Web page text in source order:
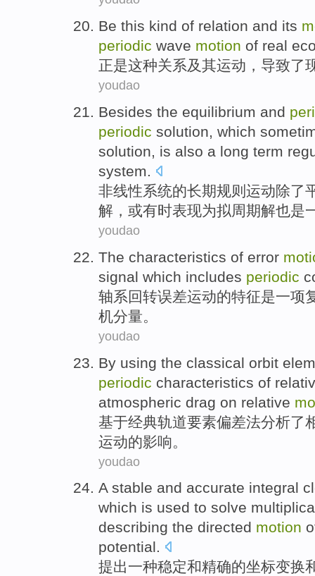
Be this kind of relation and its
periodic wave motion of real
正是这种关系及其运动 ， 导致了
youdao
Besides the equilibrium and
periodic solution, which
solution, is also a long term
system.
非线性系统的长期规则 运动除了
解，或有时表现为拟周期解也是
youdao
The characteristics of error
signal which includes periodic
轴系回转误差运动的特征是一项
机分量。
youdao
By using the classical orbit
periodic characteristics of
atmospheric drag on relative
基于经典轨道要素偏差法分析了
运动的影响 。
youdao
A stable and accurate integral
which is used to solve
describing the directed motion
potential.
提出一种稳定和精确的坐标变换